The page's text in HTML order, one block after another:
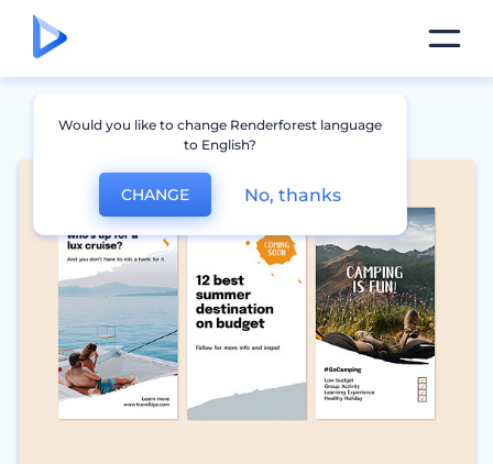
Would you like to change Renderforest language
to English?
CHANGE No, thanks